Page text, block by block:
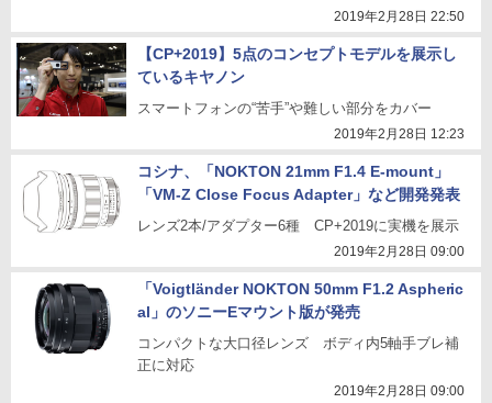
2019年2月28日 22:50
【CP+2019】5点のコンセプトモデルを展示し
ているキヤノン
スマートフォンの“苦手”や難しい部分をカバー
2019年2月28日 12:23
コシナ、「NOKTON 21mm F1.4 E-mount」
「VM-Z Close Focus Adapter」など開発発表
レンズ2本/アダプター6種 CP+2019に実機を展示
2019年2月28日 09:00
「Voigtländer NOKTON 50mm F1.2 Aspheric
al」のソニーEマウント版が発売
コンパクトな大口径レンズ ボディ内5軸手ブレ補
正に対応
2019年2月28日 09:00